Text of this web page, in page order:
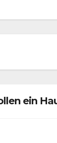
ein